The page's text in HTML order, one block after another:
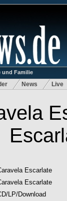
und Familie
News Live
Escarlate
Escarlate
LP/Download